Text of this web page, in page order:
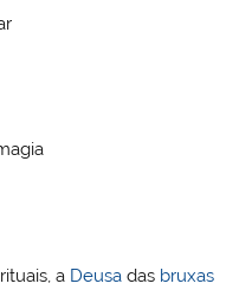
a Deusa das bruxas